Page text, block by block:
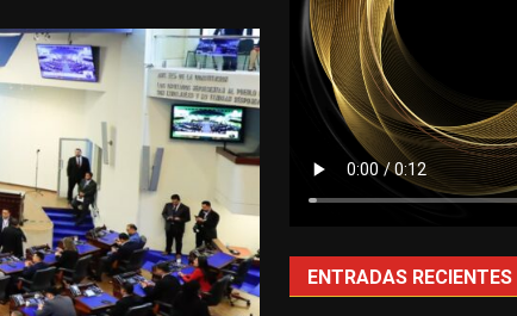
ENTRADAS RECIENTES